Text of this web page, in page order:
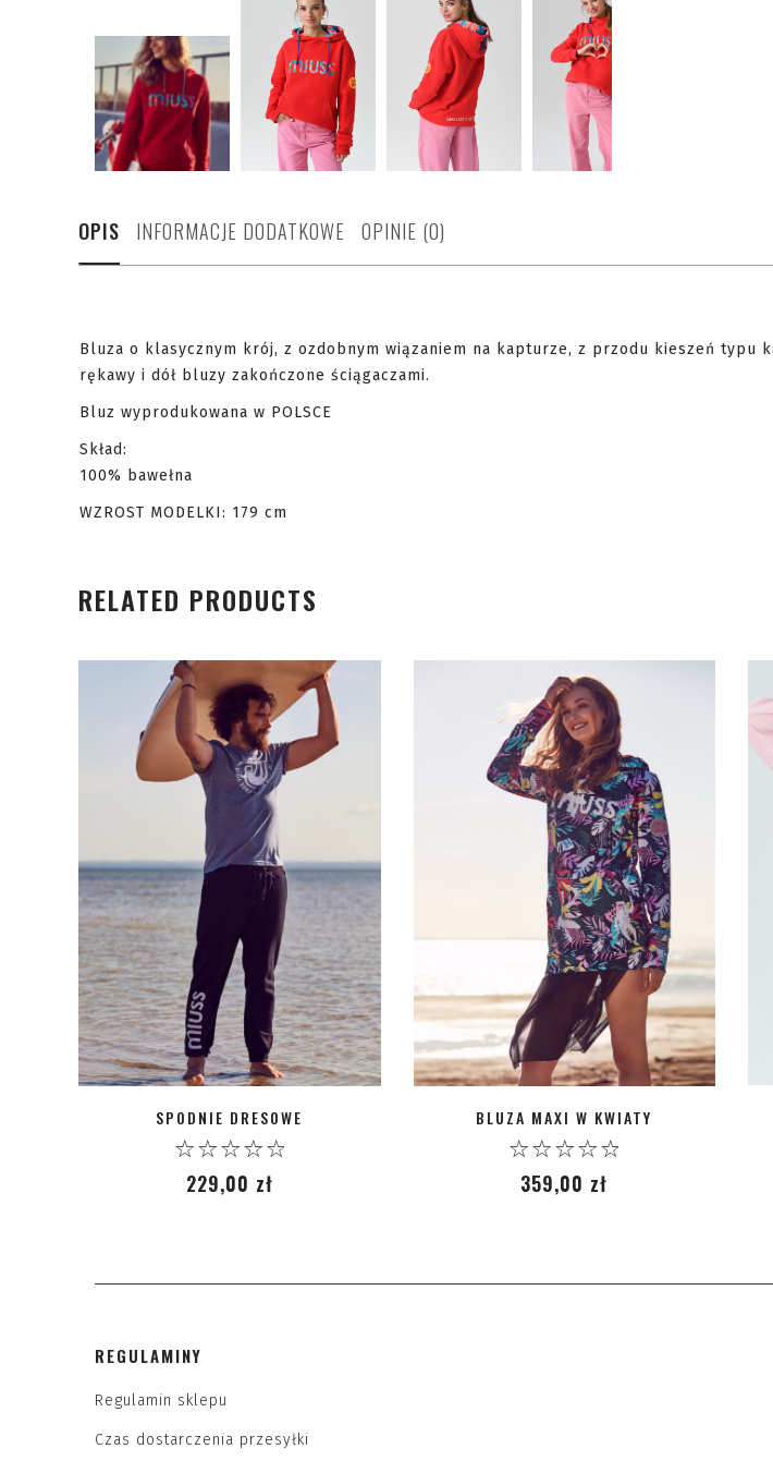
OPIS INFORMACJE DODATKOWE OPINIE (0)
Bluza o klasycznym krój, z ozdobnym wiązaniem na kapturze, z przodu kieszeń typu
rękawy i dół bluzy zakończone ściągaczami.
Bluz wyprodukowana w POLSCE
Skład:
100% bawełna
WZROST MODELKI: 179 cm
RELATED PRODUCTS
SPODNIE DRESOWE
out229,00 zł
BLUZA MAXI W KWIATY
out
359,00 zł
REGULAMINY
Regulamin sklepu
Czas dostarczenia przesyłki